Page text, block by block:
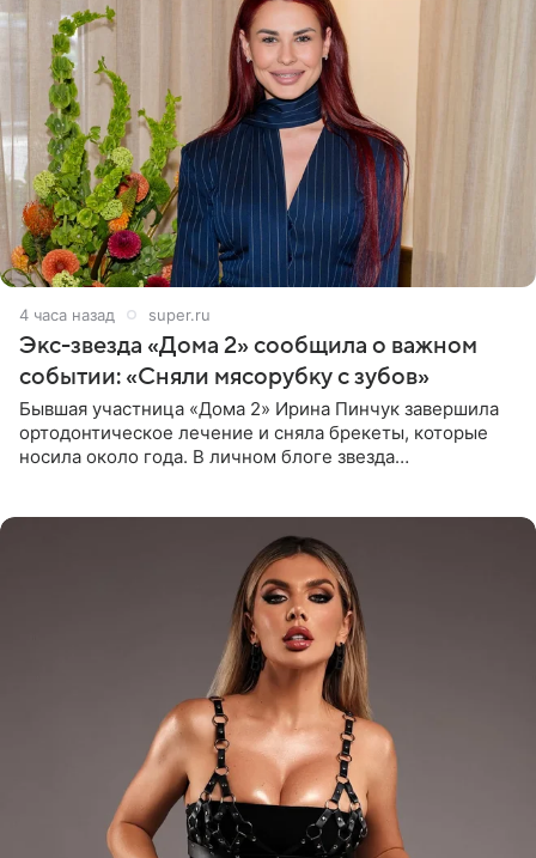
4 часа назад super.ru
Экс-звезда «Дома 2» сообщила о важном
событии: «Сняли мясорубку с зубов»
Бывшая участница «Дома 2» Ирина Пинчук завершила
ортодонтическое лечение и сняла брекеты, которые
носила около года. В личном блоге звезда